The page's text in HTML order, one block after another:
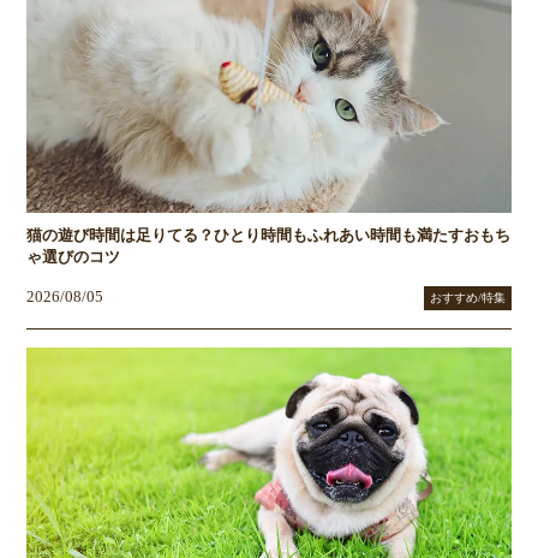
猫の遊び時間は足りてる？ひとり時間もふれあい時間も満たすおもち
ゃ選びのコツ
2026/08/05 おすすめ/特集